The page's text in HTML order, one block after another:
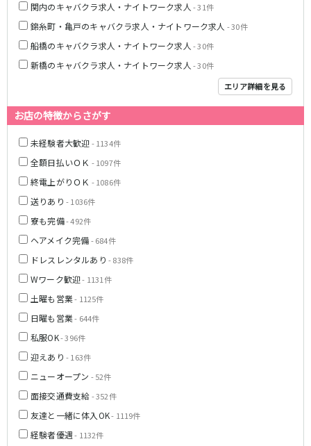
関内のキャバクラ求人・ナイトワーク求人 - 31件
錦糸町・亀戸のキャバクラ求人・ナイトワーク求人 - 30件
船橋のキャバクラ求人・ナイトワーク求人 - 30件
新橋のキャバクラ求人・ナイトワーク求人 - 30件
エリア詳細を見る
お店の特徴からさがす
未経験者大歓迎- 1134件
全額日払いＯＫ - 1097件
終電上がりＯＫ - 1086件
送りあり - 1036件
寮も完備- 492件
ヘアメイク完備- 684件
ドレスレンタルあり - 838件
Wワーク歓迎- 1131件
土曜も営業- 1125件
日曜も営業- 644件
私服OK- 396件
迎えあり - 163件
ニューオープン - 52件
面接交通費支給- 352件
友達と一緒に体入OK- 1119件
経験者優遇- 1132件
蕨
上尾
飯能・狭山
深谷
坂戸・東松山
千葉
船橋
柏
市川・浦安
市原・木更津・君津
成田・四街道・香取
八千代台・勝田台
栃木県
宇都宮
茨城県
土浦
神栖・鹿嶋
北茨城
群馬県
高崎
館林
上野駅
新宿駅
秋葉原駅
神田駅
五反田駅
恵比寿駅
渋谷駅
御徒町駅
高田馬場駅
目黒駅
目白駅
東京メトロ丸ノ内線
池袋駅
新宿駅
荻窪駅
新高円寺駅
淡路町駅
JR京浜東北線
川崎駅
横浜駅
秋葉原駅